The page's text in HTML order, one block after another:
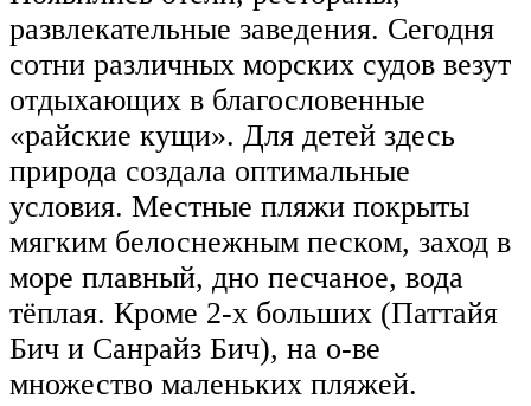
развлекательные заведения. Сегодня
сотни различных морских судов везут
отдыхающих в благословенные
«райские кущи». Для детей здесь
природа создала оптимальные
условия. Местные пляжи покрыты
мягким белоснежным песком, заход в
море плавный, дно песчаное, вода
тёплая. Кроме 2-х больших (Паттайя
Бич и Санрайз Бич), на о-ве
множество маленьких пляжей.